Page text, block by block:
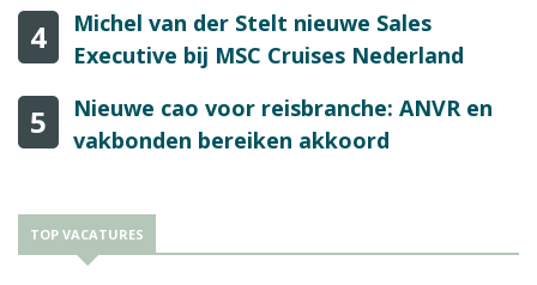
4
Michel van der Stelt nieuwe Sales
Executive bij MSC Cruises Nederland
5
Nieuwe cao voor reisbranche: ANVR en
vakbonden bereiken akkoord
TOP VACATURES